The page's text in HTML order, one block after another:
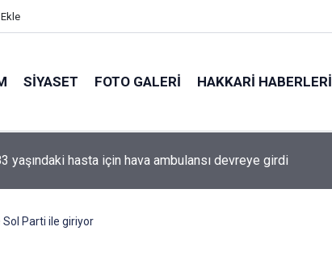
SIYASET FOTO GALERI HAKKARI HABERLERI
kanun teklifi Adalet Komisyonu'ndan geçti
Sol Parti ile giriyor